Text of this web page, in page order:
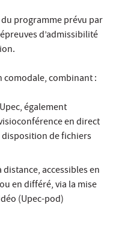
programme prévu par
d’admissibilité
comodale, combinant :
également
en direct
disposition de fichiers
accessibles en
en différé, via la mise
(Upec-pod)